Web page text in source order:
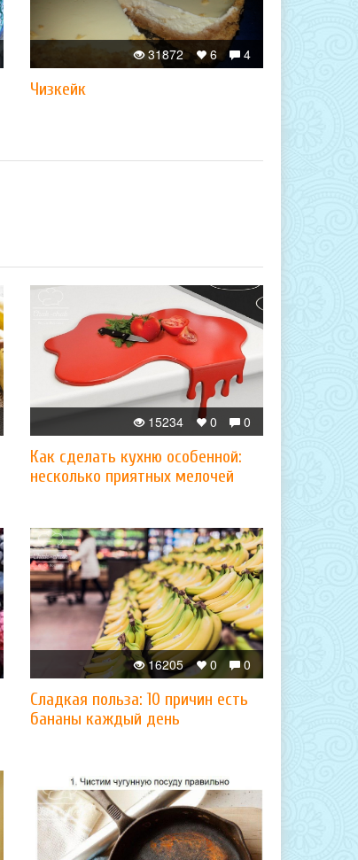
4
6
31872
Чизкейк
0
0
15234
Как сделать кухню особенной:
несколько приятных мелочей
0
0
16205
Сладкая польза: 10 причин есть
бананы каждый день